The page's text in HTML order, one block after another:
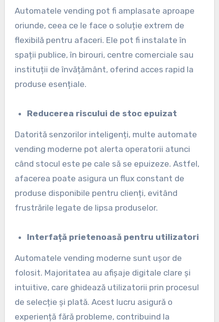
Automatele vending pot fi amplasate aproape
oriunde, ceea ce le face o soluție extrem de
flexibilă pentru afaceri. Ele pot fi instalate în
spații publice, în birouri, centre comerciale sau
instituții de învățământ, oferind acces rapid la
produse esențiale.
Reducerea riscului de stoc epuizat
Datorită senzorilor inteligenți, multe automate
vending moderne pot alerta operatorii atunci
când stocul este pe cale să se epuizeze. Astfel,
afacerea poate asigura un flux constant de
produse disponibile pentru clienți, evitând
frustrările legate de lipsa produselor.
Interfață prietenoasă pentru utilizatori
Automatele vending moderne sunt ușor de
folosit. Majoritatea au afișaje digitale clare și
intuitive, care ghidează utilizatorii prin procesul
de selecție și plată. Acest lucru asigură o
experiență fără probleme, contribuind la